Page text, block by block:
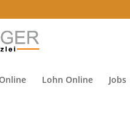
Lohn Online Jobs